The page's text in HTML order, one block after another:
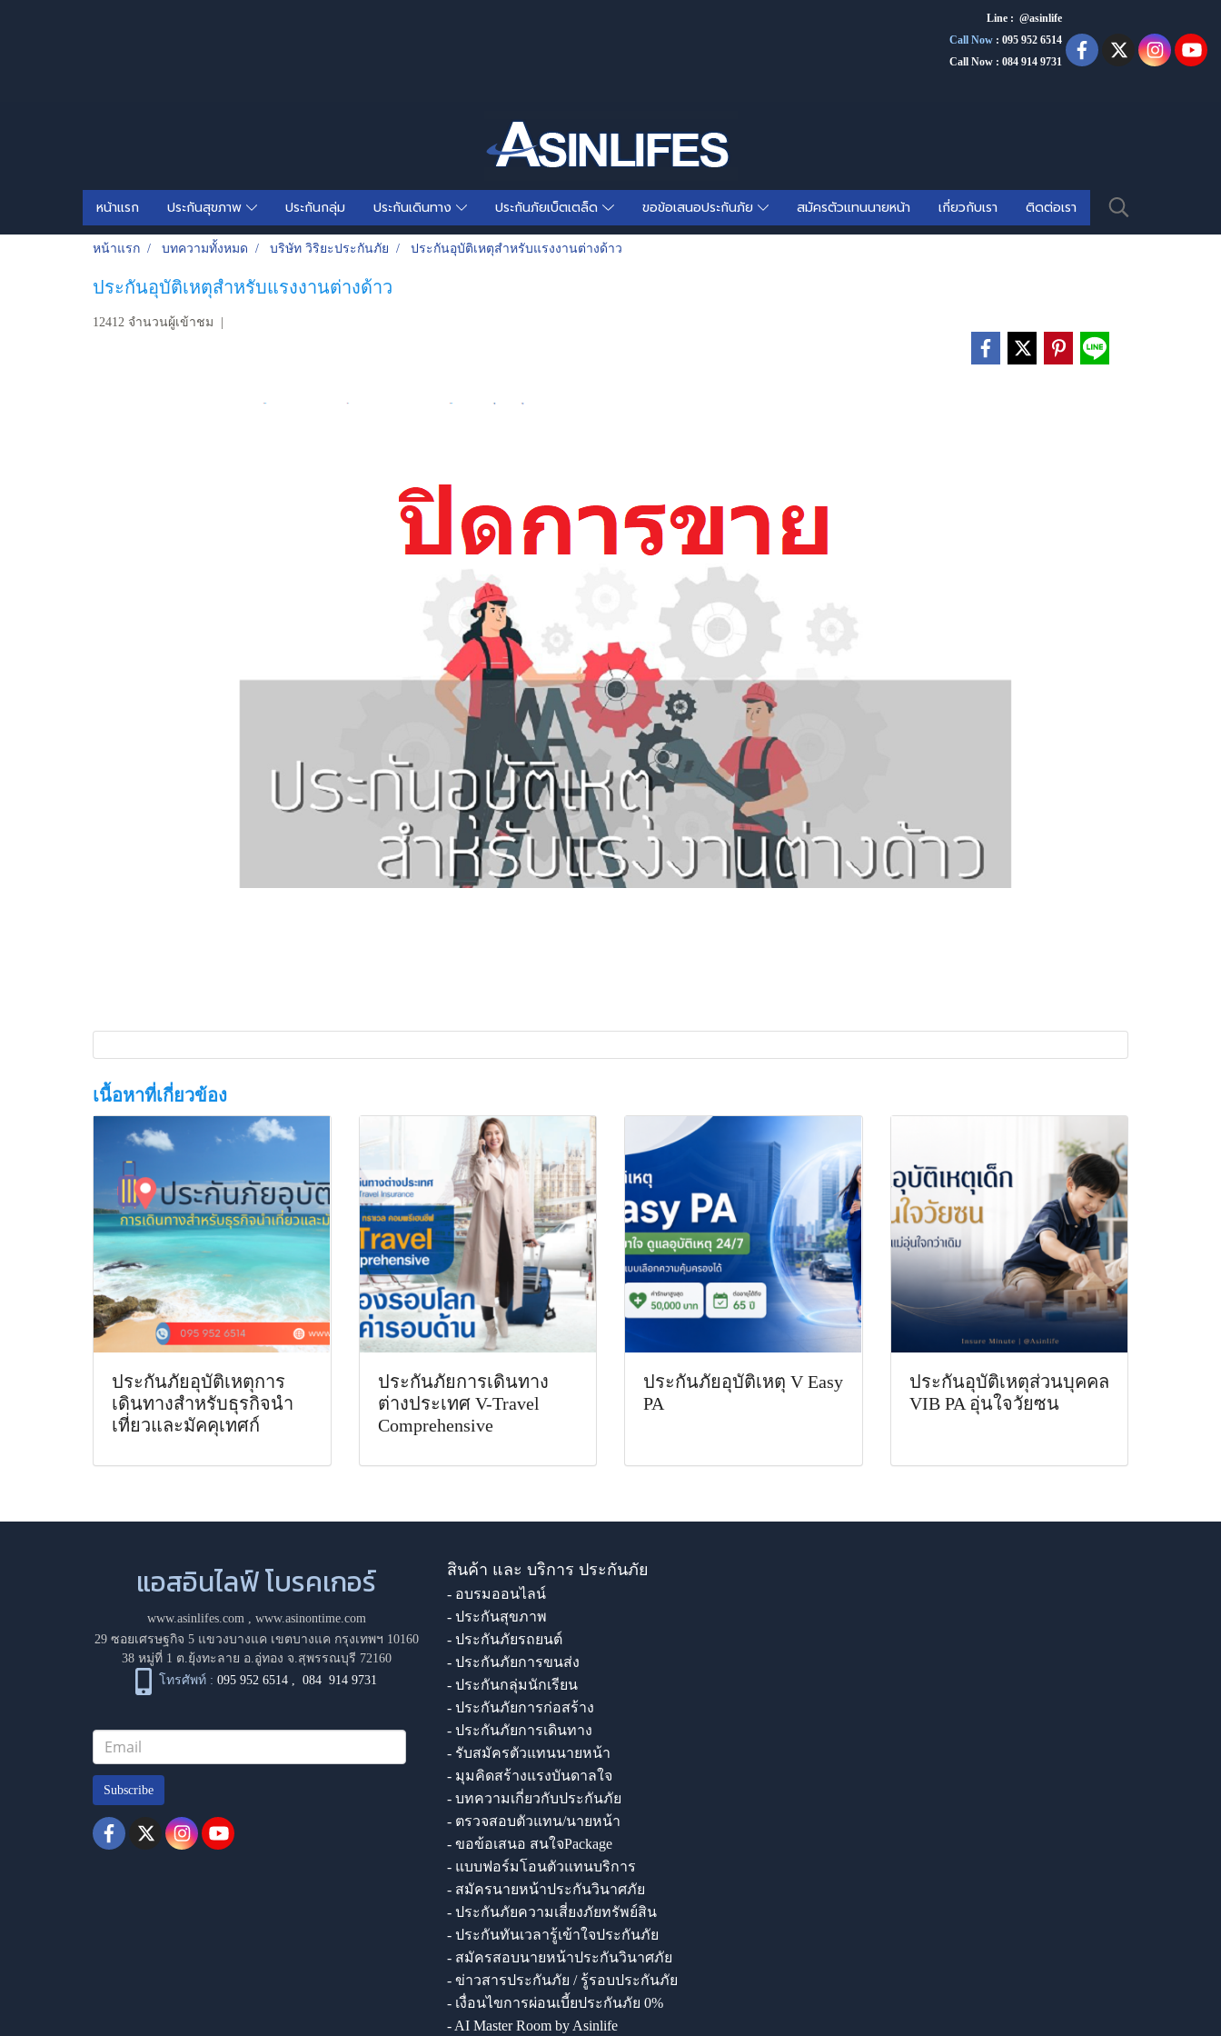
Line : @asinlife
Call Now : 095 952 6514
Call Now : 084 914 9731
หน้าแรก ประกันสุขภาพ ประกันกลุ่ม ประกันเดินทาง ประกันภัยเบ็ตเตล็ด ขอข้อเสนอประกันภัย สมัครตัวแทนนายหน้า เกี่ยวกับเรา ติดต่อเรา
หน้าแรก บทความทั้งหมด บริษัท วิริยะประกันภัย ประกันอุบัติเหตุสำหรับแรงงานต่างด้าว
ประกันอุบัติเหตุสำหรับแรงงานต่างด้าว
12412 จำนวนผู้เข้าชม
เนื้อหาที่เกี่ยวข้อง
ประกันภัยอุบัติเหตุการ
เดินทางสำหรับธุรกิจนำ
เที่ยวและมัคคุเทศก์
ประกันภัยการเดินทาง
ต่างประเทศ V-Travel
Comprehensive
ประกันภัยอุบัติเหตุ V Easy
PA
ประกันอุบัติเหตุส่วนบุคคล
VIB PA อุ่นใจวัยซน
แอสอินไลฟ์ โบรคเกอร์
www.asinlifes.com
www.asinontime.com
29 ซอยเศรษฐกิจ 5 แขวงบางแค เขตบางแค กรุงเทพฯ 10160
38 หมู่ที่ 1 ต.ยุ้งทะลาย อ.อู่ทอง จ.สุพรรณบุรี 72160
โทรศัพท์ : 095 952 6514 ,084 914 9731
Subscribe
สินค้า และ บริการ ประกันภัย
- อบรมออนไลน์
- ประกันสุขภาพ
- ประกันภัยรถยนต์
- ประกันภัยการขนส่ง
- ประกันกลุ่มนักเรียน
- ประกันภัยการก่อสร้าง
- ประกันภัยการเดินทาง
- รับสมัครตัวแทนนายหน้า
- มุมคิดสร้างแรงบันดาลใจ
- บทความเกี่ยวกับประกันภัย
- ตรวจสอบตัวแทน/นายหน้า
- ขอข้อเสนอ สนใจPackage
- แบบฟอร์มโอนตัวแทนบริการ
- สมัครนายหน้าประกันวินาศภัย
- ประกันภัยความเสี่ยงภัยทรัพย์สิน
- ประกันทันเวลารู้เข้าใจประกันภัย
- สมัครสอบนายหน้าประกันวินาศภัย
- ข่าวสารประกันภัย / รู้รอบประกันภัย
- เงื่อนไขการผ่อนเบี้ยประกันภัย 0%
- AI Master Room by Asinlife